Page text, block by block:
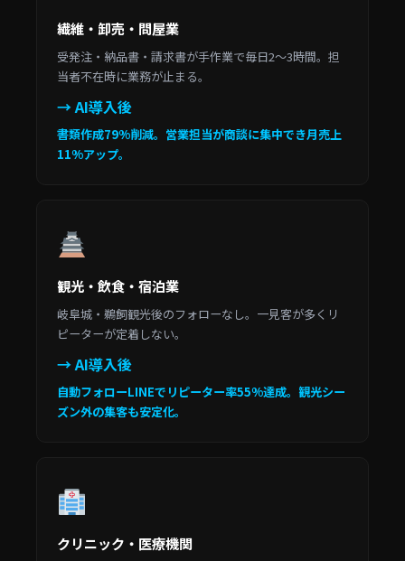
繊維・卸売・問屋業
受発注・納品書・請求書が手作業で毎日2〜3時間。担
当者不在時に業務が止まる。
→ AI導入後
書類作成79%削減。営業担当が商談に集中でき月売上
11%アップ。
観光・飲食・宿泊業
岐阜城・鵜飼観光後のフォローなし。一見客が多くリ
ピーターが定着しない。
→ AI導入後
自動フォローLINEでリピーター率55%達成。観光シー
ズン外の集客も安定化。
クリニック・医療機関